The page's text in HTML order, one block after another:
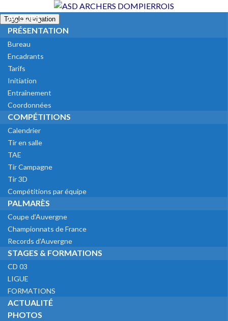
Toggle navigation
ACCUEIL
PRÉSENTATION
Bureau
Encadrants
Tarifs
Initiation
Entraînement
Coordonnées
COMPÉTITIONS
Calendrier
Tir en salle
TAE
Tir Campagne
Tir 3D
Compétitions par équipe
PALMARÈS
Coupe d’Auvergne
Championnats de France
Records d’Auvergne
STAGES & FORMATIONS
CD 03
LIGUE
FORMATIONS
ACTUALITÉ
PHOTOS